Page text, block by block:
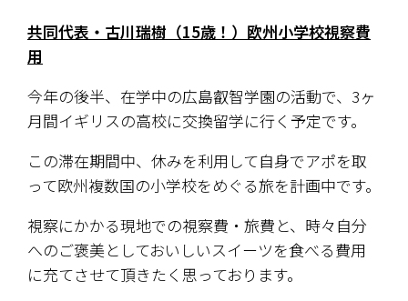
共同代表・古川瑞樹（15歳！）欧州小学校視察費
用
今年の後半、在学中の広島叡智学園の活動で、3ヶ
月間イギリスの高校に交換留学に行く予定です。
この滞在期間中、休みを利用して自身でアポを取
って欧州複数国の小学校をめぐる旅を計画中です。
視察にかかる現地での視察費・旅費と、時々自分
へのご褒美としておいしいスイーツを食べる費用
に充てさせて頂きたく思っております。